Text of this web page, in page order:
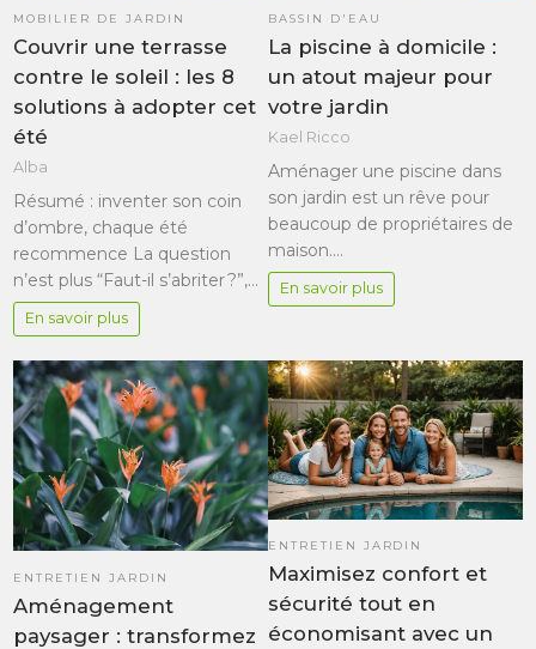
MOBILIER DE JARDIN
Couvrir une terrasse
contre le soleil : les 8
solutions à adopter cet
été
Alba
Résumé : inventer son coin
d’ombre, chaque été
recommence La question
n’est plus “Faut-il s’abriter ?”,…
En savoir plus
BASSIN D'EAU
La piscine à domicile :
un atout majeur pour
votre jardin
Kael Ricco
Aménager une piscine dans
son jardin est un rêve pour
beaucoup de propriétaires de
maison.…
En savoir plus
ENTRETIEN JARDIN
Aménagement
paysager : transformez
ENTRETIEN JARDIN
Maximisez confort et
sécurité tout en
économisant avec un